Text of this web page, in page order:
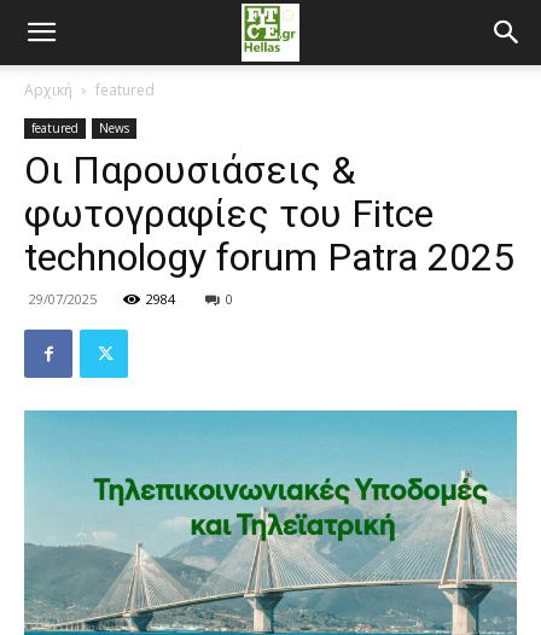
Αρχική featured
featured News
Οι Παρουσιάσεις &
φωτογραφίες του Fitce
technology forum Patra 2025
29/07/2025 2984 0